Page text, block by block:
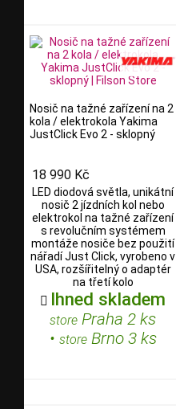
Nosič na tažné zařízení na 2
kola / elektrokola Yakima
JustClick Evo 2 - sklopný
18 990 Kč
LED diodová světla, unikátní
nosič 2 jízdních kol nebo
elektrokol na tažné zařízení
s revolučním systémem
montáže nosiče bez použití
nářadí Just Click, vyrobeno v
USA, rozšířitelný o adaptér
na třetí kolo
 Ihned skladem
store Praha 2 ks
• storeBrno 3 ks